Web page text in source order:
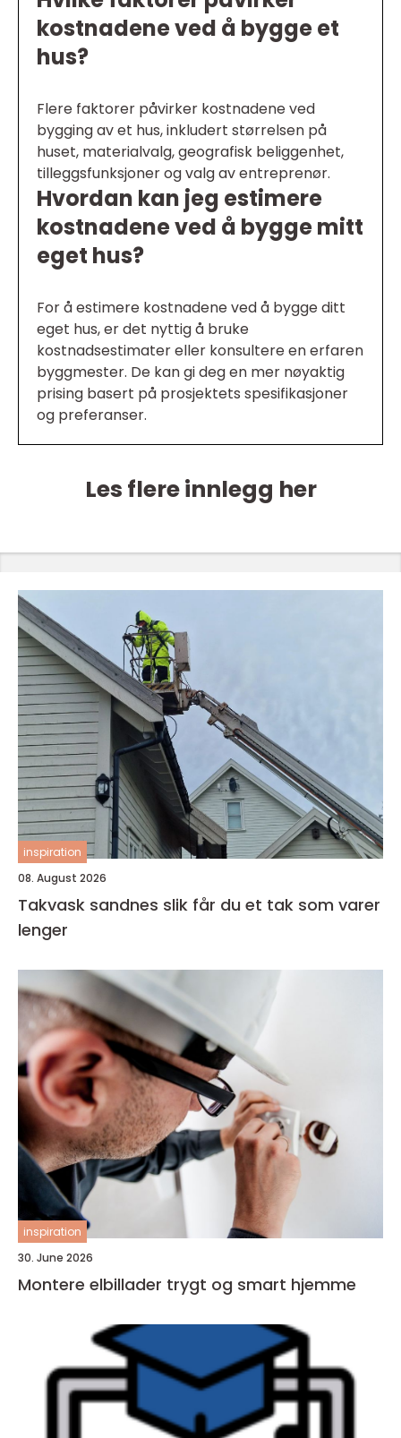
kostnadene ved å bygge et
hus?
Flere faktorer påvirker kostnadene ved
bygging av et hus, inkludert størrelsen på
huset, materialvalg, geografisk beliggenhet,
tilleggsfunksjoner og valg av entreprenør.
Hvordan kan jeg estimere
kostnadene ved å bygge mitt
eget hus?
For å estimere kostnadene ved å bygge ditt
eget hus, er det nyttig å bruke
kostnadsestimater eller konsultere en erfaren
byggmester. De kan gi deg en mer nøyaktig
prising basert på prosjektets spesifikasjoner
og preferanser.
Les flere innlegg her
inspiration
08. August 2026
Takvask sandnes slik får du et tak som varer
lenger
inspiration
30. June 2026
Montere elbillader trygt og smart hjemme